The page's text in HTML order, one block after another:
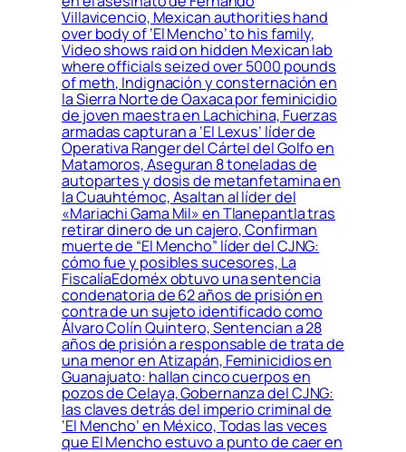
Villavicencio, Mexican authorities hand
over body of ‘El Mencho’ to his family,
Video shows raid on hidden Mexican lab
where officials seized over 5000 pounds
of meth, Indignación y consternación en
la Sierra Norte de Oaxaca por feminicidio
de joven maestra en Lachichina, Fuerzas
armadas capturan a ‘El Lexus’ líder de
Operativa Ranger del Cártel del Golfo en
Matamoros, Aseguran 8 toneladas de
autopartes y dosis de metanfetamina en
la Cuauhtémoc, Asaltan al líder del
«Mariachi Gama Mil» en Tlanepantla tras
retirar dinero de un cajero, Confirman
muerte de “El Mencho” líder del CJNG:
cómo fue y posibles sucesores, La
FiscalíaEdoméx obtuvo una sentencia
condenatoria de 62 años de prisión en
contra de un sujeto identificado como
Álvaro Colín Quintero, Sentencian a 28
años de prisión a responsable de trata de
una menor en Atizapán, Feminicidios en
Guanajuato: hallan cinco cuerpos en
pozos de Celaya, Gobernanza del CJNG:
las claves detrás del imperio criminal de
‘El Mencho’ en México, Todas las veces
que El Mencho estuvo a punto de caer en